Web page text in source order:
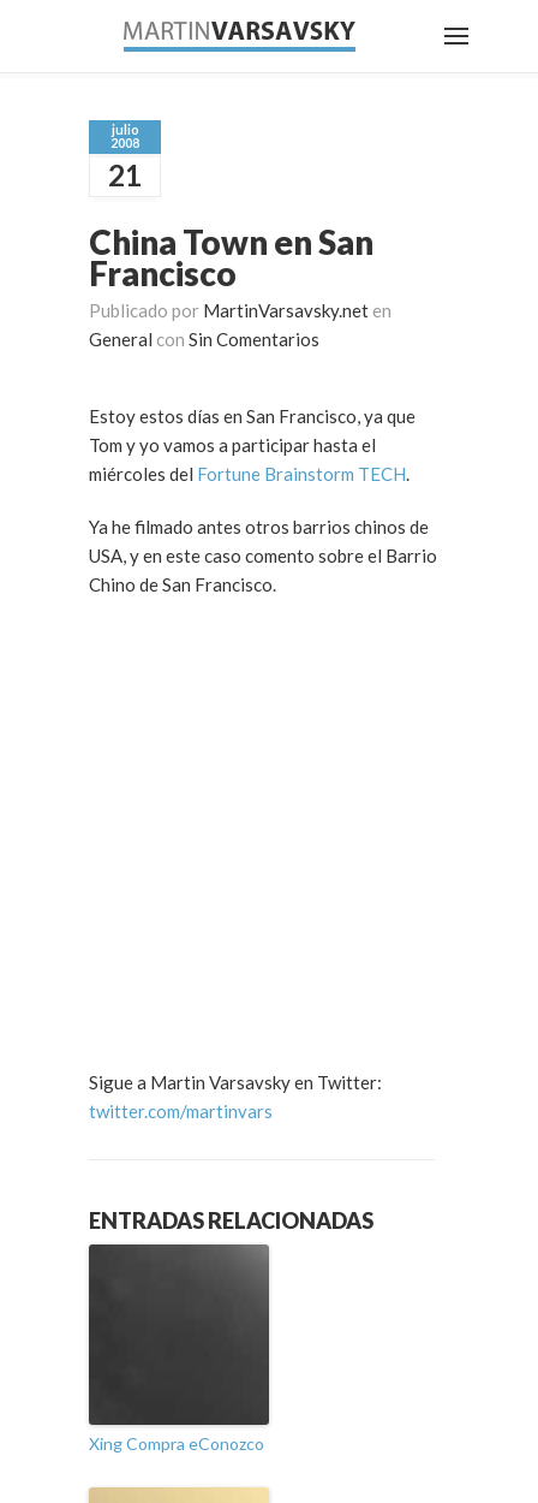
julio
2008
21
China Town en San
Francisco
Publicado por MartinVarsavsky.net en
General con Sin Comentarios
Estoy estos días en San Francisco, ya que
Tom y yo vamos a participar hasta el
miércoles del Fortune Brainstorm TECH.
Ya he filmado antes otros barrios chinos de
USA, y en este caso comento sobre el Barrio
Chino de San Francisco.
Sigue a Martin Varsavsky en Twitter:
twitter.com/martinvars
ENTRADAS RELACIONADAS
Xing Compra eConozco